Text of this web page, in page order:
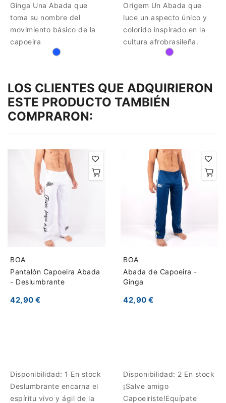
Ginga Una Abada que
toma su nombre del
movimiento básico de la
capoeira
Origem Un Abada que
luce un aspecto único y
colorido inspirado en la
cultura afrobrasileña.
LOS CLIENTES QUE ADQUIRIERON
ESTE PRODUCTO TAMBIÉN
COMPRARON:
BOA
Pantalón Capoeira Abada
- Deslumbrante
42,90 €
Disponibilidad: 1 En stock
Deslumbrante encarna el
espíritu vivo y ágil de la
BOA
Abada de Capoeira -
Ginga
42,90 €
Disponibilidad: 2 En stock
¡Salve amigo
Capoeiriste!Equípate